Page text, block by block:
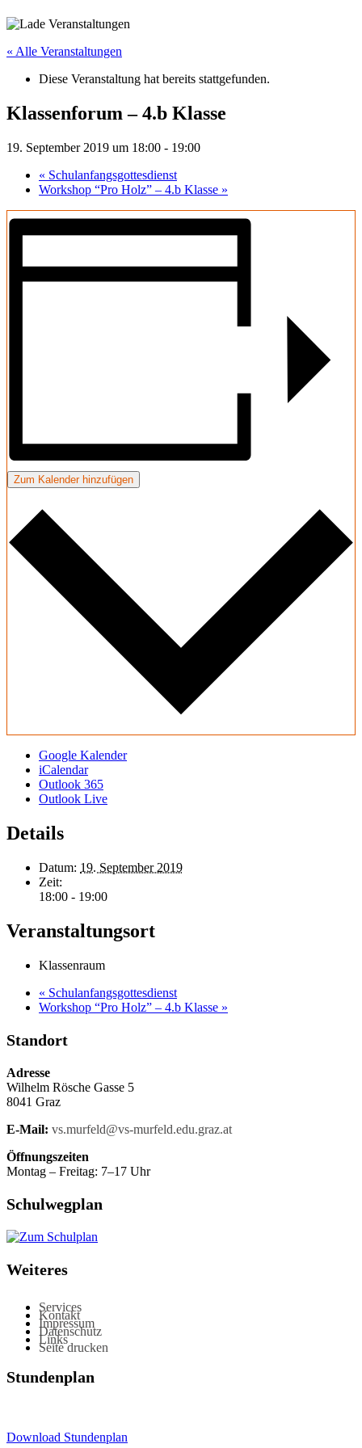
« Alle Veranstaltungen
Diese Veranstaltung hat bereits stattgefunden.
Klassenforum – 4.b Klasse
19. September 2019 um 18:00 - 19:00
« Schulanfangsgottesdienst
Workshop “Pro Holz” – 4.b Klasse »
Zum Kalender hinzufügen
Google Kalender
iCalendar
Outlook 365
Outlook Live
Details
Datum: 19. September 2019
Zeit:
18:00 - 19:00
Veranstaltungsort
Klassenraum
« Schulanfangsgottesdienst
Workshop “Pro Holz” – 4.b Klasse »
Standort
Adresse
Wilhelm Rösche Gasse 5
8041 Graz
E-Mail: vs.murfeld@vs-murfeld.edu.graz.at
Öffnungszeiten
Montag – Freitag: 7–17 Uhr
Schulwegplan
Weiteres
Services
Kontakt
Impressum
Datenschutz
Links
Seite drucken
Stundenplan
Download Stundenplan